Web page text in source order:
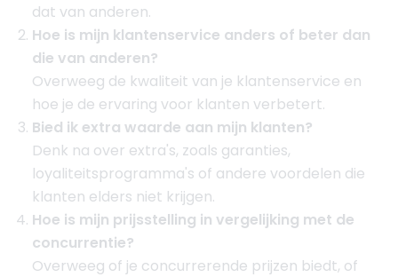
dat van anderen.
Hoe is mijn klantenservice anders of beter dan
die van anderen?
Overweeg de kwaliteit van je klantenservice en
hoe je de ervaring voor klanten verbetert.
Bied ik extra waarde aan mijn klanten?
Denk na over extra's, zoals garanties,
loyaliteitsprogramma's of andere voordelen die
klanten elders niet krijgen.
Hoe is mijn prijsstelling in vergelijking met de
concurrentie?
Overweeg of je concurrerende prijzen biedt, of